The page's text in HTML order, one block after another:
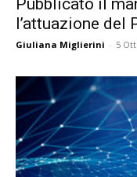
Pubblicato il
l’attuazione del
Giuliana Miglierini - 5